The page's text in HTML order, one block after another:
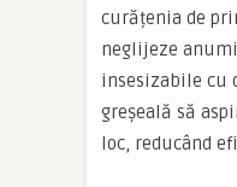
curățenia de
neglijeze
insesizabile cu
greșeală să
loc, reducând